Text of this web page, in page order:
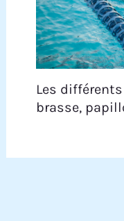
Les
brasse,